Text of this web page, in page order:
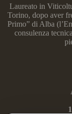
Laureato in
Torino, dopo aver
Primo” di Alba
consulenza